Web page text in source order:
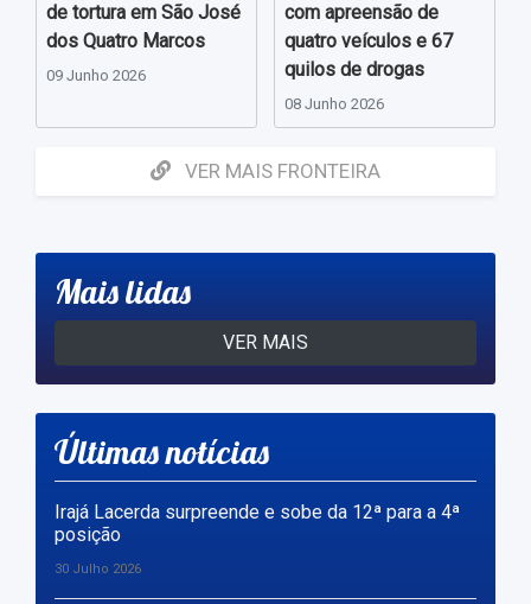
de tortura em São José
dos Quatro Marcos
09 Junho 2026
com apreensão de
quatro veículos e 67
quilos de drogas
08 Junho 2026
VER MAIS FRONTEIRA
Mais lidas
VER MAIS
Últimas notícias
Irajá Lacerda surpreende e sobe da 12ª para a 4ª
posição
30 Julho 2026